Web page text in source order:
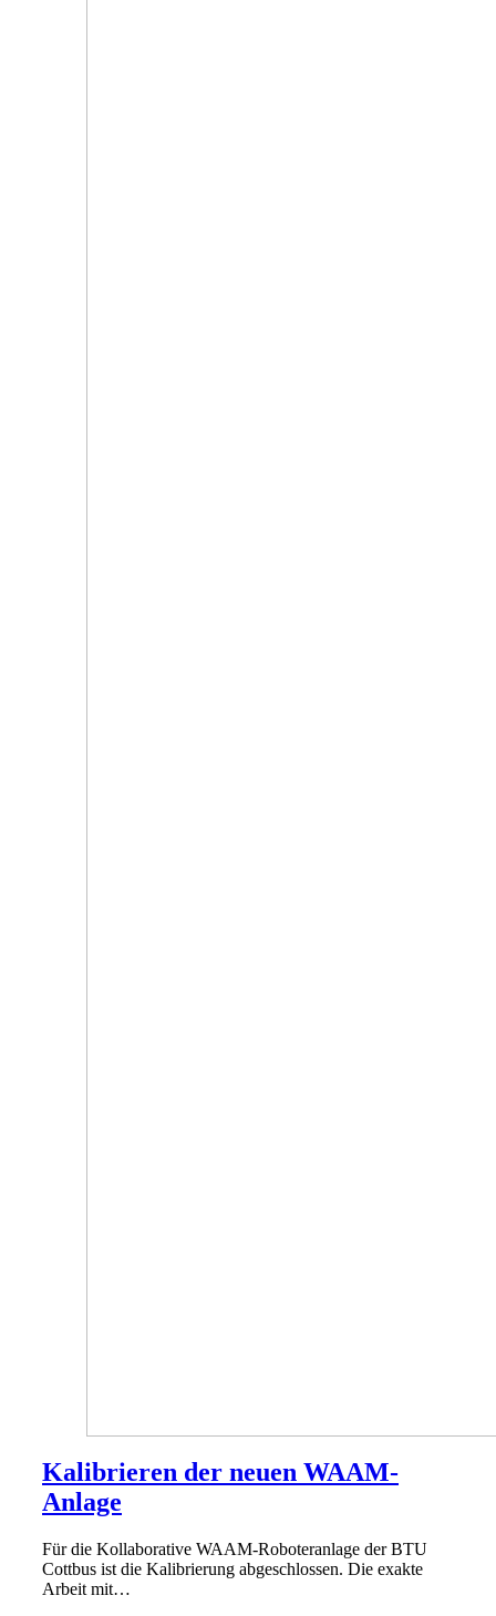
Kalibrieren der neuen WAAM-
Anlage
Für die Kollaborative WAAM-Roboteranlage der BTU
Cottbus ist die Kalibrierung abgeschlossen. Die exakte
Arbeit mit…